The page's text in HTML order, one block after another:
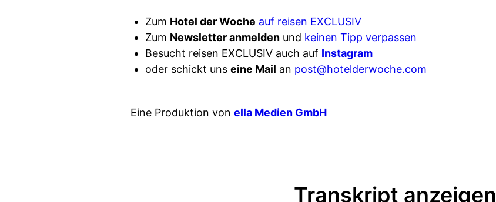
Zum Hotel der Woche auf reisen EXCLUSIV
Zum Newsletter anmelden und keinen Tipp verpassen
Besucht reisen EXCLUSIV auch auf Instagram
oder schickt uns eine Mail an post@hotelderwoche.com
Eine Produktion von ella Medien GmbH
Transkript anzeigen